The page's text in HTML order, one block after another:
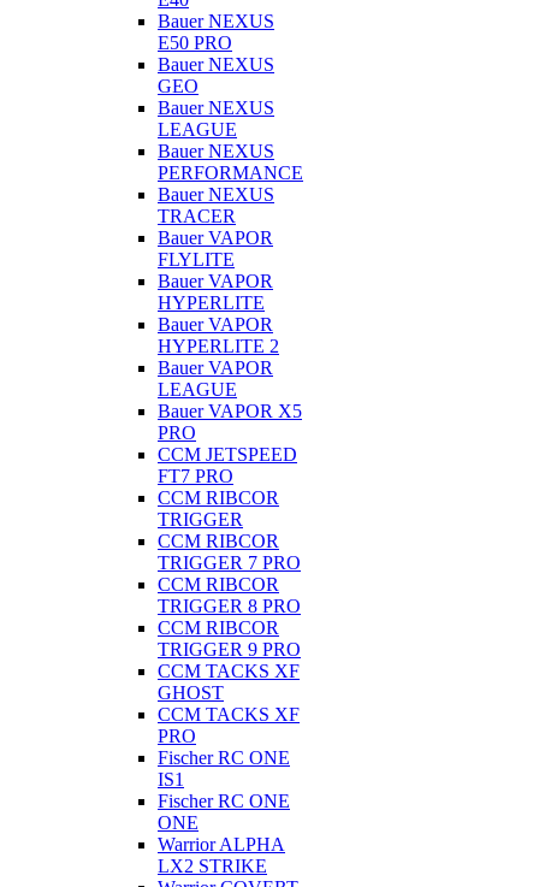
Bauer NEXUS
E50 PRO
Bauer NEXUS
GEO
Bauer NEXUS
LEAGUE
Bauer NEXUS
PERFORMANCE
Bauer NEXUS
TRACER
Bauer VAPOR
FLYLITE
Bauer VAPOR
HYPERLITE
Bauer VAPOR
HYPERLITE 2
Bauer VAPOR
LEAGUE
Bauer VAPOR X5
PRO
CCM JETSPEED
FT7 PRO
CCM RIBCOR
TRIGGER
CCM RIBCOR
TRIGGER 7 PRO
CCM RIBCOR
TRIGGER 8 PRO
CCM RIBCOR
TRIGGER 9 PRO
CCM TACKS XF
GHOST
CCM TACKS XF
PRO
Fischer RC ONE
IS1
Fischer RC ONE
ONE
Warrior ALPHA
LX2 STRIKE